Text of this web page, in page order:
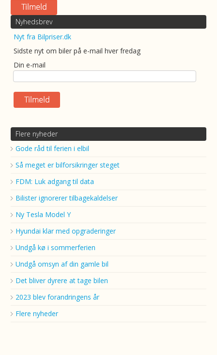
Nyhedsbrev
Nyt fra Bilpriser.dk
Sidste nyt om biler på e-mail hver fredag
Din e-mail
Flere nyheder
Gode råd til ferien i elbil
Så meget er bilforsikringer steget
FDM: Luk adgang til data
Bilister ignorerer tilbagekaldelser
Ny Tesla Model Y
Hyundai klar med opgraderinger
Undgå kø i sommerferien
Undgå omsyn af din gamle bil
Det bliver dyrere at tage bilen
2023 blev forandringens år
Flere nyheder